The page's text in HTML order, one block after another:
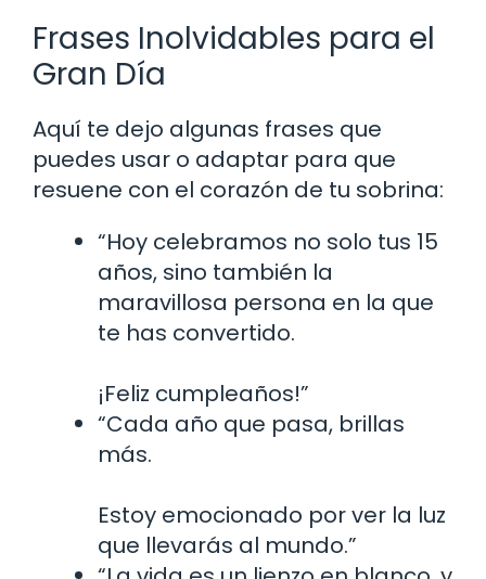
Frases Inolvidables para el
Gran Día
Aquí te dejo algunas frases que
puedes usar o adaptar para que
resuene con el corazón de tu sobrina:
“Hoy celebramos no solo tus 15
años, sino también la
maravillosa persona en la que
te has convertido.
¡Feliz cumpleaños!”
“Cada año que pasa, brillas
más.
Estoy emocionado por ver la luz
que llevarás al mundo.”